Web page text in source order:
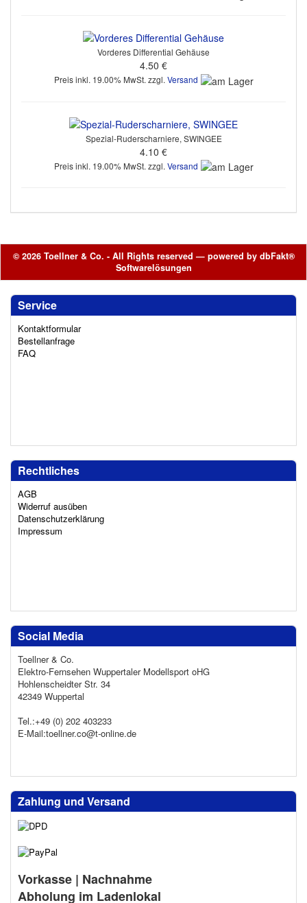
Vorderes Differential Gehäuse
4.50 €
Preis inkl. 19.00% MwSt. zzgl. Versand
Spezial-Ruderscharniere, SWINGEE
4.10 €
Preis inkl. 19.00% MwSt. zzgl. Versand
© 2026 Toellner & Co. - All Rights reserved — powered by dbFakt®
Softwarelösungen
Service
Kontaktformular
Bestellanfrage
FAQ
Rechtliches
AGB
Widerruf ausüben
Datenschutzerklärung
Impressum
Social Media
Toellner & Co.
Elektro-Fernsehen Wuppertaler Modellsport oHG
Hohlenscheidter Str. 34
42349 Wuppertal
Tel.:+49 (0) 202 403233
E-Mail:toellner.co@t-online.de
Zahlung und Versand
Vorkasse | Nachnahme
Abholung im Ladenlokal